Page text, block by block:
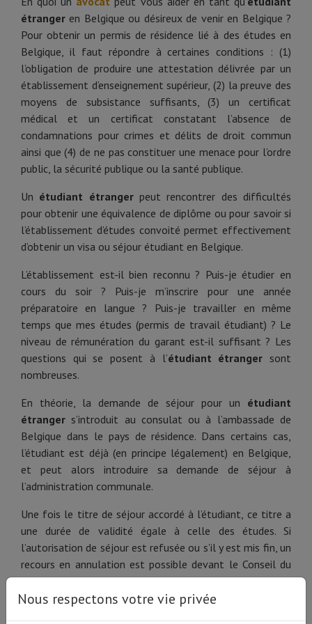
étranger en Belgique ou désireux de venir en Belgique ?
Pour obtenir un permis de résidence lié à des études en
Belgique, il faut répondre à certaines conditions : (1)
l’obligation de produire une attestation délivrée par un
établissement d’enseignement supérieur, (2) la preuve des
moyens de subsistance suffisants, (3) un certificat
médical et un certificat constatant l’absence de
condamnations pour crimes et délits de droit commun
ainsi que (4) de ne pas constituer une menace pour l’ordre
public, la sécurité publique ou la santé publique.
Un étudiant étrangerpeut rencontrer des difficultés
pour obtenir une équivalence de diplôme ou pour savoir si
l’établissement d’études convoité permet effectivement
d’obtenir un visa ou séjour étudiant en Belgique.
L’établissement est-il bien reconnu ? Puis-je étudier en
cours du soir ? Puis-je m’inscrire pour une année
préparatoire en langue ? Puis-je travailler en même
temps que mes études (permis de travail étudiant) ? Le
niveau de rémunération du garant est-il suffisant ? Les
questions qui se posent à l’étudiant étrangersont
nombreuses.
En théorie, la demande de séjour pour un étudiant
étranger s’introduit au consulat ou à l’ambassade de
Belgique dans le pays de résidence. Dans certains cas,
l’étudiant est déjà (en principe légalement) en Belgique,
et peut alors introduire sa demande de séjour à
l’administration communale.
Une fois le titre de séjour accordé à l’étudiant, ce titre a
une durée de validité égale à celle des études. Si
l’autorisation de séjour est refusée ou s’il y est mis fin, un
recours en annulation est possible devant le Conseil du
Contentieux des étrangers dans les 30 jours.
vous propose des conseils d’
Nous respectons votre vie privée